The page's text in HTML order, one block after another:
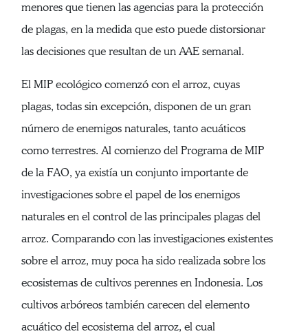
menores que tienen las agencias para la protección
de plagas, en la medida que esto puede distorsionar
las decisiones que resultan de un AAE semanal.
El MIP ecológico comenzó con el arroz, cuyas
plagas, todas sin excepción, disponen de un gran
número de enemigos naturales, tanto acuáticos
como terrestres. Al comienzo del Programa de MIP
de la FAO, ya existía un conjunto importante de
investigaciones sobre el papel de los enemigos
naturales en el control de las principales plagas del
arroz. Comparando con las investigaciones existentes
sobre el arroz, muy poca ha sido realizada sobre los
ecosistemas de cultivos perennes en Indonesia. Los
cultivos arbóreos también carecen del elemento
acuático del ecosistema del arroz, el cual